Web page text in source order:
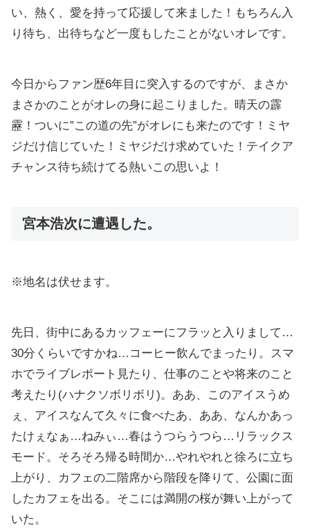
い、熱く、愛を持って応援して来ました！もちろん入
り待ち、出待ちなど一度もしたことがないオレです。
今日からファン歴6年目に突入するのですが、まさか
まさかのことがオレの身に起こりました。晴天の霹
靂！ついに”この道の先”がオレにも来たのです！ミヤ
ジだけ信じていた！ミヤジだけ求めていた！テイクア
チャンス待ち続けてる熱いこの思いよ！
宮本浩次に遭遇した。
※地名は伏せます。
先日、街中にあるカッフェーにフラッと入りまして…
30分くらいですかね…コーヒー飲んでまったり。スマ
ホでライブレポート見たり、仕事のことや将来のこと
考えたり(ハナクソボリボリ)。ああ、このアイスうめ
ぇ、アイスなんて久々に食べたあ、ああ、なんかあっ
たけぇなぁ…ねみぃ…春はうつらうつら…リラックス
モード。そろそろ帰る時間か…やれやれと徐ろに立ち
上がり、カフェの二階席から階段を降りて、公園に面
したカフェを出る。そこには満開の桜が舞い上がって
いた。